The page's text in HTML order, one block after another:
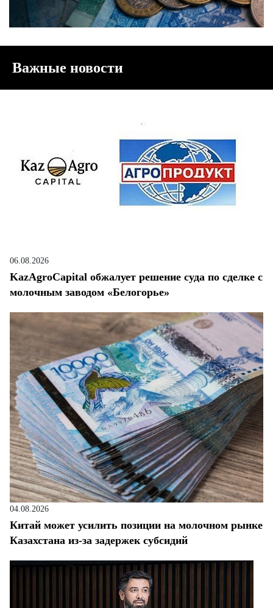
Важные новости
06.08.2026
KazAgroCapital обжалует решение суда по сделке с
молочным заводом «Белогорье»
04.08.2026
Китай может усилить позиции на молочном рынке
Казахстана из-за задержек субсидий